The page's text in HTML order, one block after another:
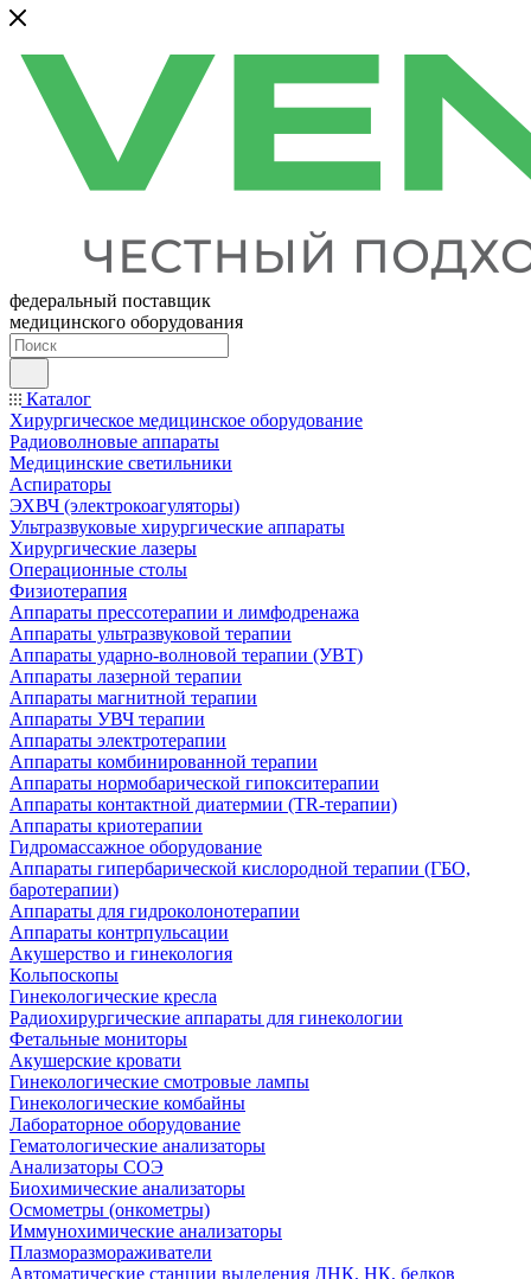
федеральный поставщик
медицинского оборудования
Каталог
Хирургическое медицинское оборудование
Радиоволновые аппараты
Медицинские светильники
Аспираторы
ЭХВЧ (электрокоагуляторы)
Ультразвуковые хирургические аппараты
Хирургические лазеры
Операционные столы
Физиотерапия
Аппараты прессотерапии и лимфодренажа
Аппараты ультразвуковой терапии
Аппараты ударно-волновой терапии (УВТ)
Аппараты лазерной терапии
Аппараты магнитной терапии
Аппараты УВЧ терапии
Аппараты электротерапии
Аппараты комбинированной терапии
Аппараты нормобарической гипокситерапии
Аппараты контактной диатермии (TR-терапии)
Аппараты криотерапии
Гидромассажное оборудование
Аппараты гипербарической кислородной терапии (ГБО,
баротерапии)
Аппараты для гидроколонотерапии
Аппараты контрпульсации
Акушерство и гинекология
Кольпоскопы
Гинекологические кресла
Радиохирургические аппараты для гинекологии
Фетальные мониторы
Акушерские кровати
Гинекологические смотровые лампы
Гинекологические комбайны
Лабораторное оборудование
Гематологические анализаторы
Анализаторы СОЭ
Биохимические анализаторы
Осмометры (онкометры)
Иммунохимические анализаторы
Плазморазмораживатели
Автоматические станции выделения ДНК, НК, белков